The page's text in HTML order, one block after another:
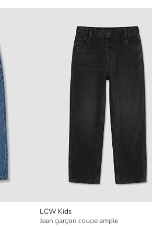
LCW Kids
Jean garçon coupe ample